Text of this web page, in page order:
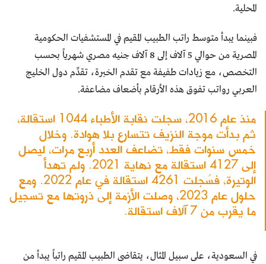
المحلية.
فبينما يبدأ متوسط راتب الطبيب المقيم في المستشفيات الحكومية
المصرية من حوالي 5 آلاف إلى 8 آلاف جنيه مصري شهرياً بحسب
التخصص، مع زيادات طفيفة مع تقدم الخبرة، تقدِّم دول الخليج
العربي رواتب تفوق هذه الأرقام بأضعاف مضاعفة.
منذ عام 2016، سجلت نقابة الأطباء 1044 استقالة،
ثم بدأت موجة النزيف تتسارع بلا هوادة. وخلال
خمس سنوات فقط، تضاعف العدد أربع مرات، ليصل
إلى 4127 استقالة مع نهاية 2021. ولم تهدأ
الوتيرة، فسُجلت 4261 استقالة في عام 2022. ومع
حلول عام 2023، وصلت الأزمة إلى ذروتها مع تسجيل
ما يقرب من 7 آلاف استقالة.
في السعودية، على سبيل المثال، يتقاضى الطبيب المقيم راتباً يبدأ من